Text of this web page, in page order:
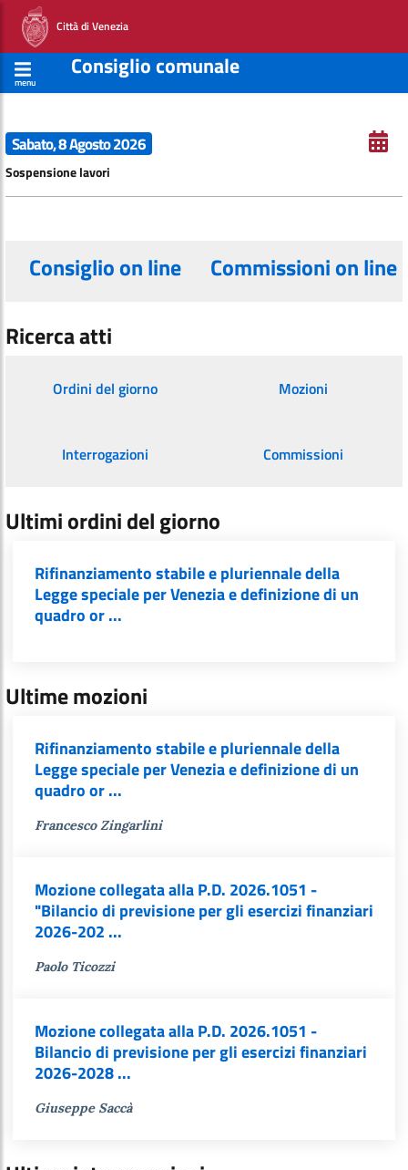
Città di Venezia
menu
Consiglio comunale
Sabato, 8 Agosto 2026
Sospensione lavori
Consiglio on line Commissioni on line
Ricerca atti
Ordini del giorno Mozioni
Interrogazioni Commissioni
Ultimi ordini del giorno
Rifinanziamento stabile e pluriennale della
Legge speciale per Venezia e definizione di un
quadro or ...
Ultime mozioni
Rifinanziamento stabile e pluriennale della
Legge speciale per Venezia e definizione di un
quadro or ...
Francesco Zingarlini
Mozione collegata alla P.D. 2026.1051 -
"Bilancio di previsione per gli esercizi finanziari
2026-202 ...
Paolo Ticozzi
Mozione collegata alla P.D. 2026.1051 -
Bilancio di previsione per gli esercizi finanziari
2026-2028 ...
Giuseppe Saccà